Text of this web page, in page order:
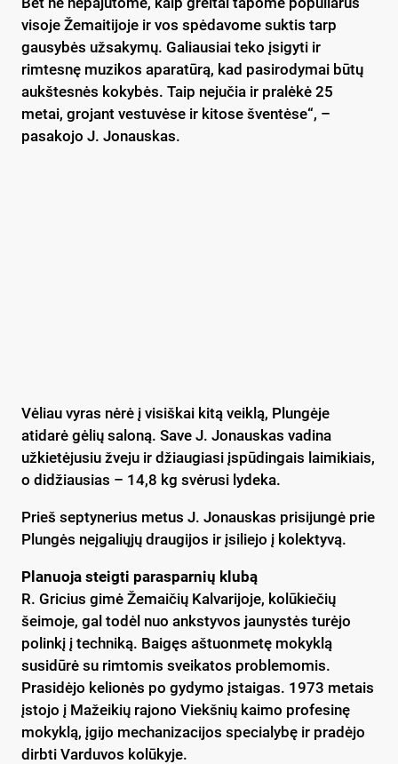
visoje Žemaitijoje ir vos spėdavome suktis tarp
gausybės užsakymų. Galiausiai teko įsigyti ir
rimtesnę muzikos aparatūrą, kad pasirodymai būtų
aukštesnės kokybės. Taip nejučia ir pralėkė 25
metai, grojant vestuvėse ir kitose šventėse“, –
pasakojo J. Jonauskas.
Vėliau vyras nėrė į visiškai kitą veiklą, Plungėje
atidarė gėlių saloną. Save J. Jonauskas vadina
užkietėjusiu žveju ir džiaugiasi įspūdingais laimikiais,
o didžiausias – 14,8 kg svėrusi lydeka.
Prieš septynerius metus J. Jonauskas prisijungė prie
Plungės neįgaliųjų draugijos ir įsiliejo į kolektyvą.
Planuoja steigti parasparnių klubą
R. Gricius gimė Žemaičių Kalvarijoje, kolūkiečių
šeimoje, gal todėl nuo ankstyvos jaunystės turėjo
polinkį į techniką. Baigęs aštuonmetę mokyklą
susidūrė su rimtomis sveikatos problemomis.
Prasidėjo kelionės po gydymo įstaigas. 1973 metais
įstojo į Mažeikių rajono Viekšnių kaimo profesinę
mokyklą, įgijo mechanizacijos specialybę ir pradėjo
dirbti Varduvos kolūkyje.